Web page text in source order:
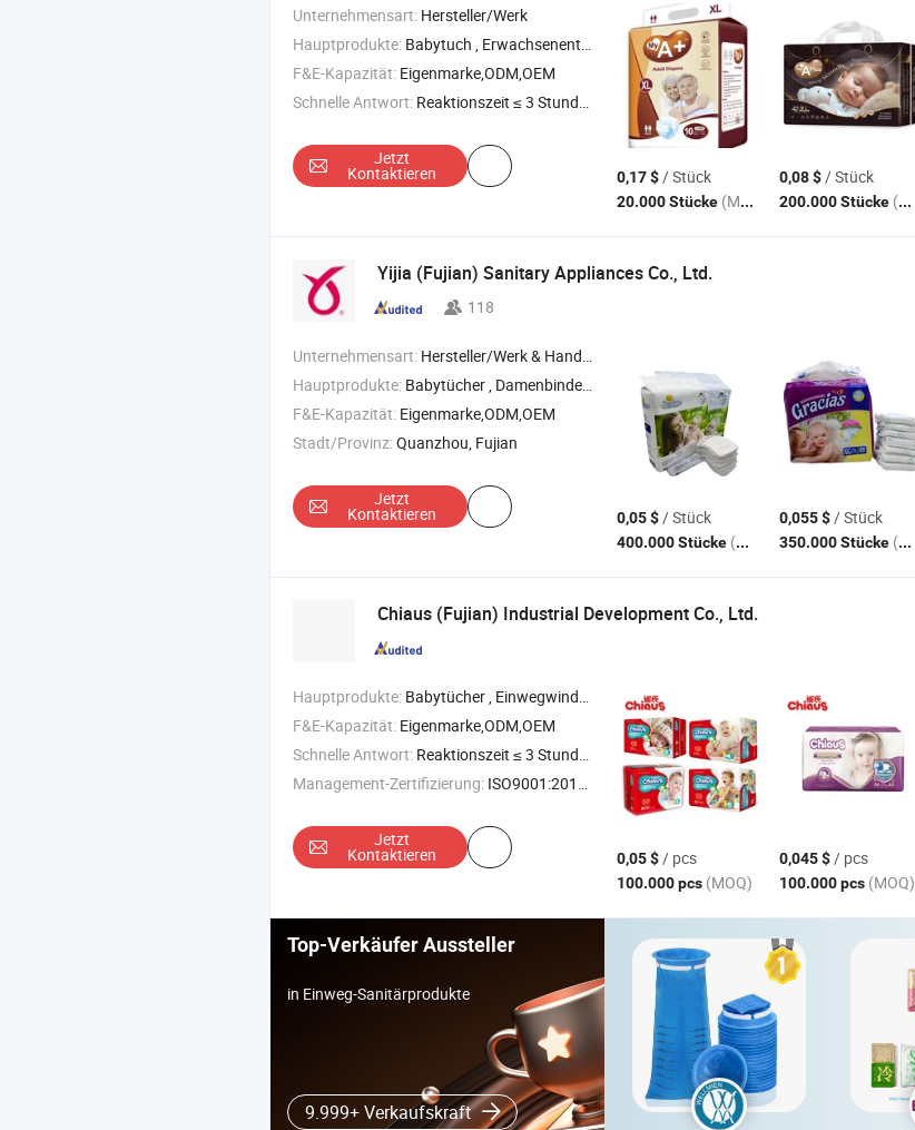
Unternehmensart: Hersteller/Werk
Hauptprodukte: Babytuch , Erwachsenentuch , Damenbinde , Babytücher , Babypanty
F&E-Kapazität: Eigenmarke,ODM,OEM
Schnelle Antwort: Reaktionszeit ≤ 3 Stunden
Jetzt
Kontaktieren 0,17 $/ Stück
20.000 Stücke (MOQ)
0,08 $/ Stück
200.000 Stücke (MOQ)
Yijia (Fujian) Sanitary Appliances Co., Ltd.
118
Unternehmensart: Hersteller/Werk & Handelsunternehmen
Hauptprodukte: Babytücher , Damenbinden , Erwachsenentücher , Feuchttücher
F&E-Kapazität: Eigenmarke,ODM,OEM
Stadt/Provinz:Quanzhou, Fujian
Jetzt
Kontaktieren 0,05 $/ Stück
400.000 Stücke (MOQ)
0,055 $/ Stück
350.000 Stücke (MOQ)
Chiaus (Fujian) Industrial Development Co., Ltd.
Hauptprodukte: Babytücher , Einwegwindeln , Wickelunterlagen , Erwachsenenwindeln , Feuchttücher
F&E-Kapazität: Eigenmarke,ODM,OEM
Schnelle Antwort: Reaktionszeit ≤ 3 Stunden
Management-Zertifizierung: ISO9001:2015, ISO14001
Jetzt
Kontaktieren 0,05 $/ pcs
100.000 pcs (MOQ)
0,045 $/ pcs
100.000 pcs (MOQ)
Top-Verkäufer Aussteller
in Einweg-Sanitärprodukte
9.999+ Verkaufskraft